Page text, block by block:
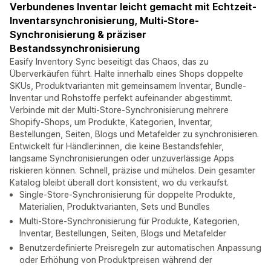
Verbundenes Inventar leicht gemacht mit Echtzeit-
Inventarsynchronisierung, Multi-Store-
Synchronisierung & präziser
Bestandssynchronisierung
Easify Inventory Sync beseitigt das Chaos, das zu
Überverkäufen führt. Halte innerhalb eines Shops doppelte
SKUs, Produktvarianten mit gemeinsamem Inventar, Bundle-
Inventar und Rohstoffe perfekt aufeinander abgestimmt.
Verbinde mit der Multi-Store-Synchronisierung mehrere
Shopify-Shops, um Produkte, Kategorien, Inventar,
Bestellungen, Seiten, Blogs und Metafelder zu synchronisieren.
Entwickelt für Händler:innen, die keine Bestandsfehler,
langsame Synchronisierungen oder unzuverlässige Apps
riskieren können. Schnell, präzise und mühelos. Dein gesamter
Katalog bleibt überall dort konsistent, wo du verkaufst.
Single-Store-Synchronisierung für doppelte Produkte,
Materialien, Produktvarianten, Sets und Bundles
Multi-Store-Synchronisierung für Produkte, Kategorien,
Inventar, Bestellungen, Seiten, Blogs und Metafelder
Benutzerdefinierte Preisregeln zur automatischen Anpassung
oder Erhöhung von Produktpreisen während der